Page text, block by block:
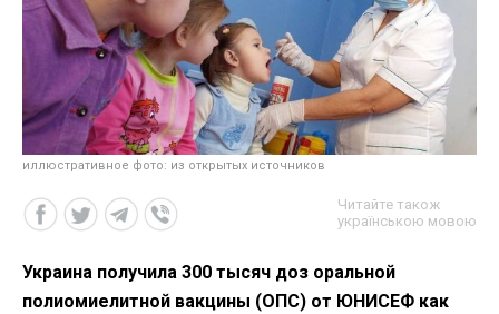
иллюстративное фото: из открытых источников
Читайте також
українською мовою
Украина получила 300 тысяч доз оральной
полиомиелитной вакцины (ОПС) от ЮНИСЕФ как